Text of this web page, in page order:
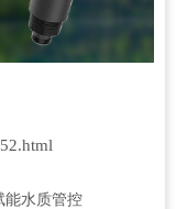
能水质管控